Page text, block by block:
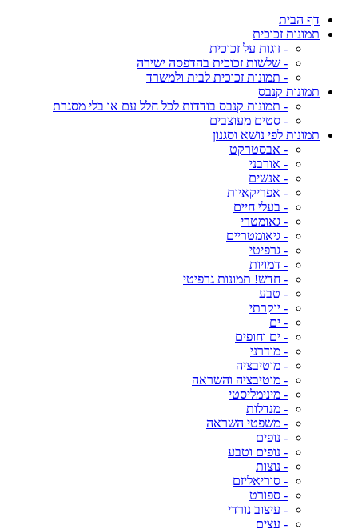
דף הבית
תמונות זכוכית
- זוגות על זכוכית
- שלשות זכוכית בהדפסה ישירה
- תמונות זכוכית לבית ולמשרד
תמונות קנבס
- תמונות קנבס בודדות לכל חלל עם או בלי מסגרת
- סטים מעוצבים
תמונות לפי נושא וסגנון
- אבסטרקט
- אורבני
- אנשים
- אפריקאיות
- בעלי חיים
- גאומטרי
- גיאומטריים
- גרפיטי
- דמויות
- חדש! תמונות גרפיטי
- טבע
- יוקרתי
- ים
- ים וחופים
- מודרני
- מוטיבציה
- מוטיבציה והשראה
- מינימליסטי
- מנדלות
- משפטי השראה
- נופים
- נופים וטבע
- נוצות
- סוריאליזם
- ספורט
- עיצוב נורדי
- עצים